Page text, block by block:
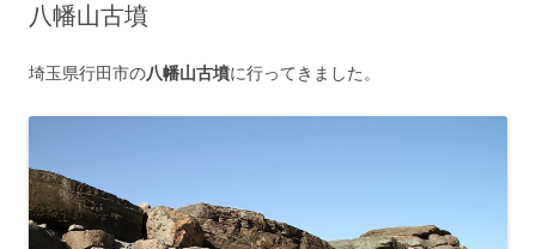
八幡山古墳
埼玉県行田市の八幡山古墳に行ってきました。